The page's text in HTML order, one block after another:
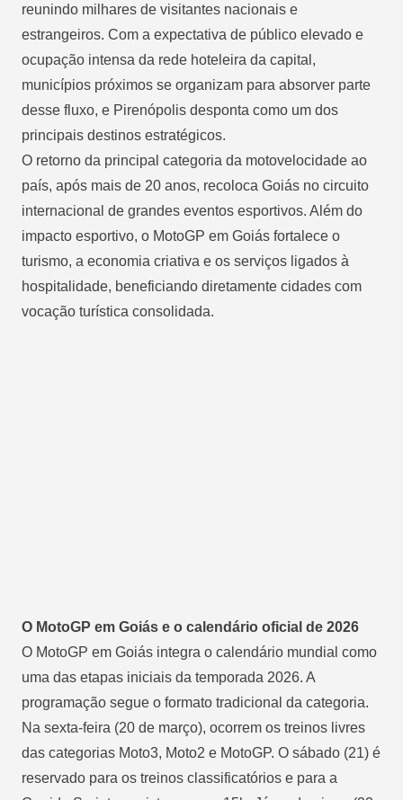
reunindo milhares de visitantes nacionais e
estrangeiros. Com a expectativa de público elevado e
ocupação intensa da rede hoteleira da capital,
municípios próximos se organizam para absorver parte
desse fluxo, e Pirenópolis desponta como um dos
principais destinos estratégicos.
O retorno da principal categoria da motovelocidade ao
país, após mais de 20 anos, recoloca Goiás no circuito
internacional de grandes eventos esportivos. Além do
impacto esportivo, o MotoGP em Goiás fortalece o
turismo, a economia criativa e os serviços ligados à
hospitalidade, beneficiando diretamente cidades com
vocação turística consolidada.
O MotoGP em Goiás e o calendário oficial de 2026
O MotoGP em Goiás integra o calendário mundial como
uma das etapas iniciais da temporada 2026. A
programação segue o formato tradicional da categoria.
Na sexta-feira (20 de março), ocorrem os treinos livres
das categorias Moto3, Moto2 e MotoGP. O sábado (21) é
reservado para os treinos classificatórios e para a